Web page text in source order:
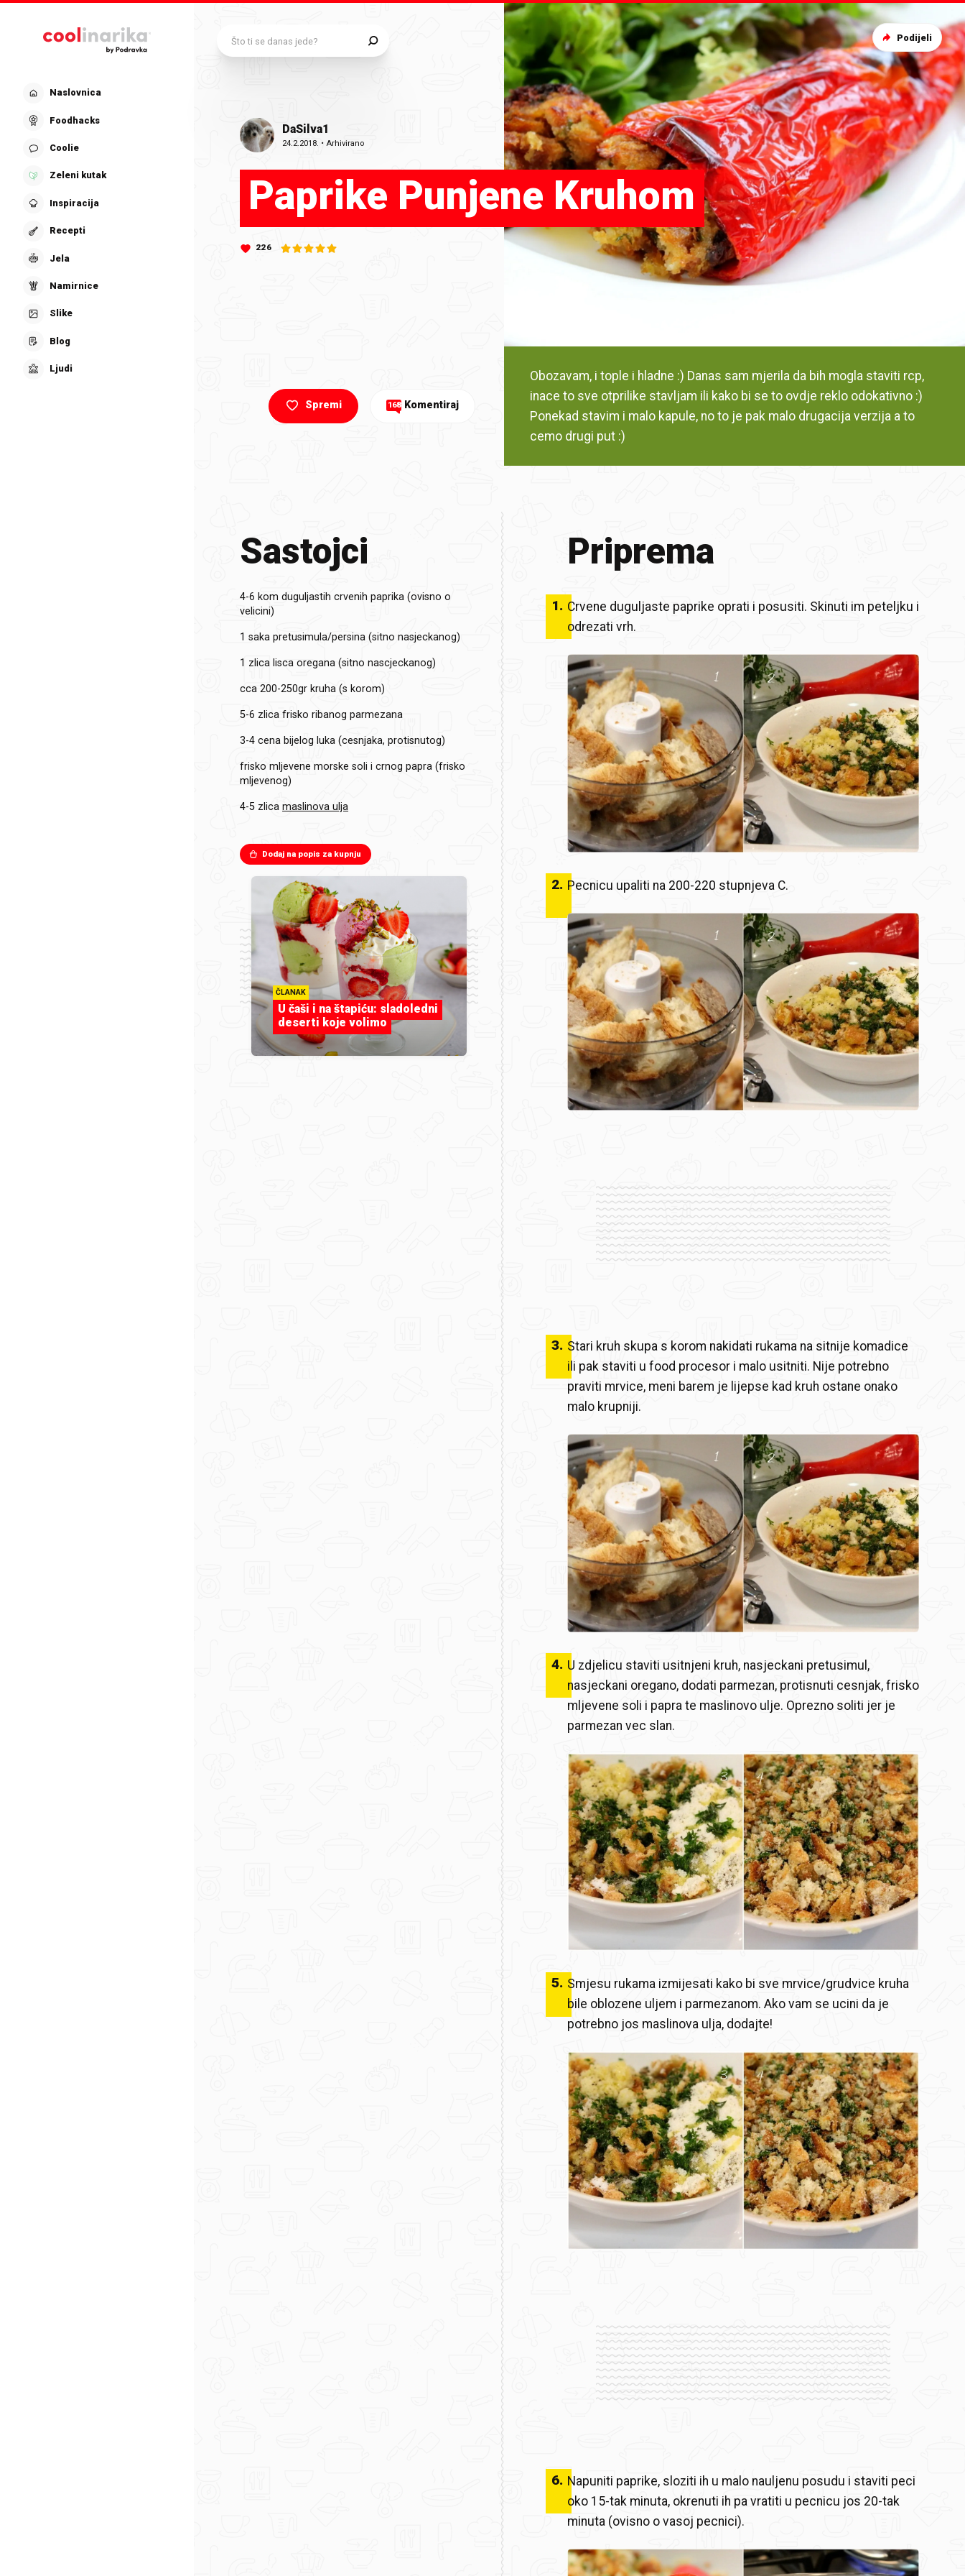
Naslovnica
Foodhacks
Coolie
Zeleni kutak
Inspiracija
Recepti
Jela
Namirnice
Slike
Blog
Ljudi
DaSilva1
24.2.2018. • Arhivirano
Paprike Punjene Kruhom
226
Obozavam, i tople i hladne :) Danas sam mjerila da bih mogla staviti rcp,
inace to sve otprilike stavljam ili kako bi se to ovdje reklo odokativno :)
Ponekad stavim i malo kapule, no to je pak malo drugacija verzija a to
cemo drugi put :)
Spremi 168 Komentiraj
Podijeli
Sastojci
4-6 kom duguljastih crvenih paprika (ovisno o
velicini)
1 saka pretusimula/persina (sitno nasjeckanog)
1 zlica lisca oregana (sitno nascjeckanog)
cca 200-250gr kruha (s korom)
5-6 zlica frisko ribanog parmezana
3-4 cena bijelog luka (cesnjaka, protisnutog)
frisko mljevene morske soli i crnog papra (frisko
mljevenog)
4-5 zlica maslinova ulja
Dodaj na popis za kupnju
ČLANAK
U čaši i na štapiću: sladoledni
deserti koje volimo
Priprema
1. Crvene duguljaste paprike oprati i posusiti. Skinuti im peteljku i
odrezati vrh.
2. Pecnicu upaliti na 200-220 stupnjeva C.
3. Stari kruh skupa s korom nakidati rukama na sitnije komadice
ili pak staviti u food procesor i malo usitniti. Nije potrebno
praviti mrvice, meni barem je lijepse kad kruh ostane onako
malo krupniji.
4. U zdjelicu staviti usitnjeni kruh, nasjeckani pretusimul,
nasjeckani oregano, dodati parmezan, protisnuti cesnjak, frisko
mljevene soli i papra te maslinovo ulje. Oprezno soliti jer je
parmezan vec slan.
5. Smjesu rukama izmijesati kako bi sve mrvice/grudvice kruha
bile oblozene uljem i parmezanom. Ako vam se ucini da je
potrebno jos maslinova ulja, dodajte!
6. Napuniti paprike, sloziti ih u malo nauljenu posudu i staviti peci
oko 15-tak minuta, okrenuti ih pa vratiti u pecnicu jos 20-tak
minuta (ovisno o vasoj pecnici).
Što ti se danas jede?